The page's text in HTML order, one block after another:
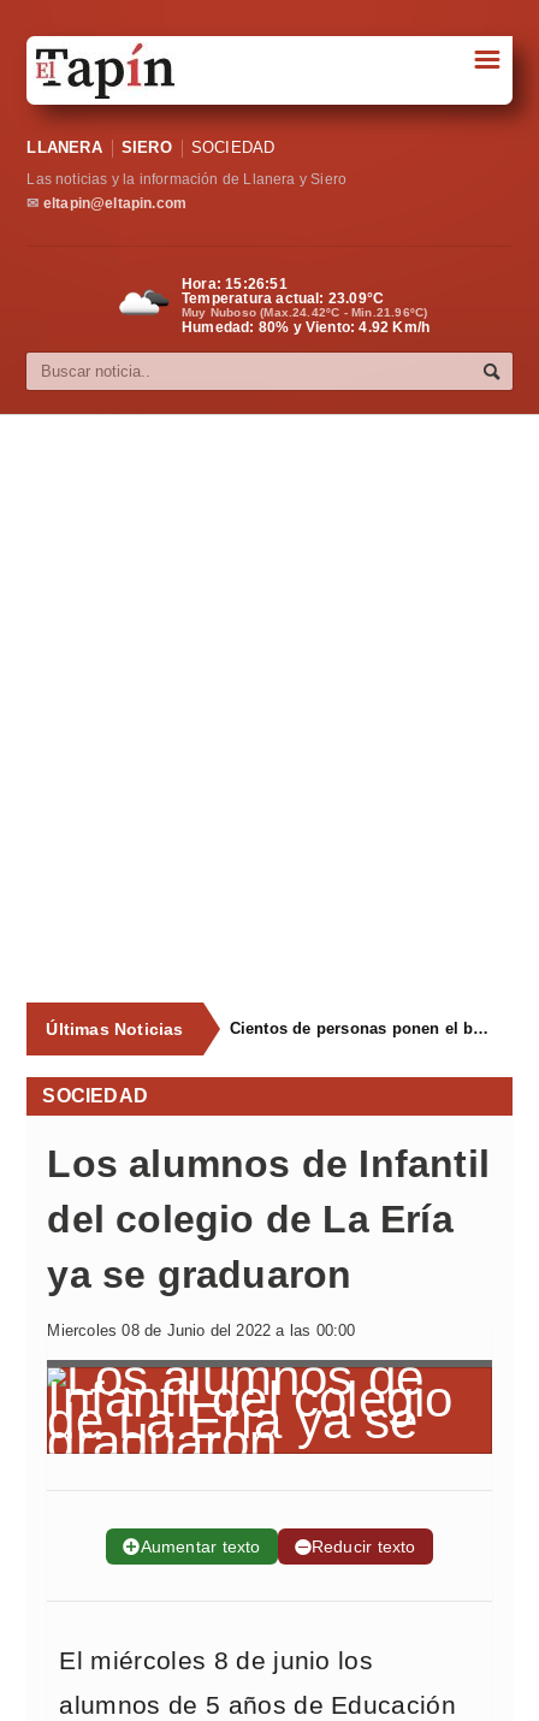
Sociedad
Política
Cultura
☰
LLANERA SIERO SOCIEDAD
Las noticias y la información de Llanera y Siero
✉ eltapin@eltapin.com
Hora:15:26:52
Temperatura actual: 23.09°C
Muy Nuboso (Max.24.42ºC - Min.21.96ºC)
Humedad: 80% y Viento: 4.92 Km/h
Últimas Noticias Cientos de personas ponen el broche final a las fiestas de La Salud de Lieres con la tradicional merienda
SOCIEDAD
Los alumnos de Infantil
del colegio de La Ería
ya se graduaron
Miercoles 08 de Junio del 2022 a las 00:00
➕Aumentar texto ➖Reducir texto
El miércoles 8 de junio los
alumnos de 5 años de Educación